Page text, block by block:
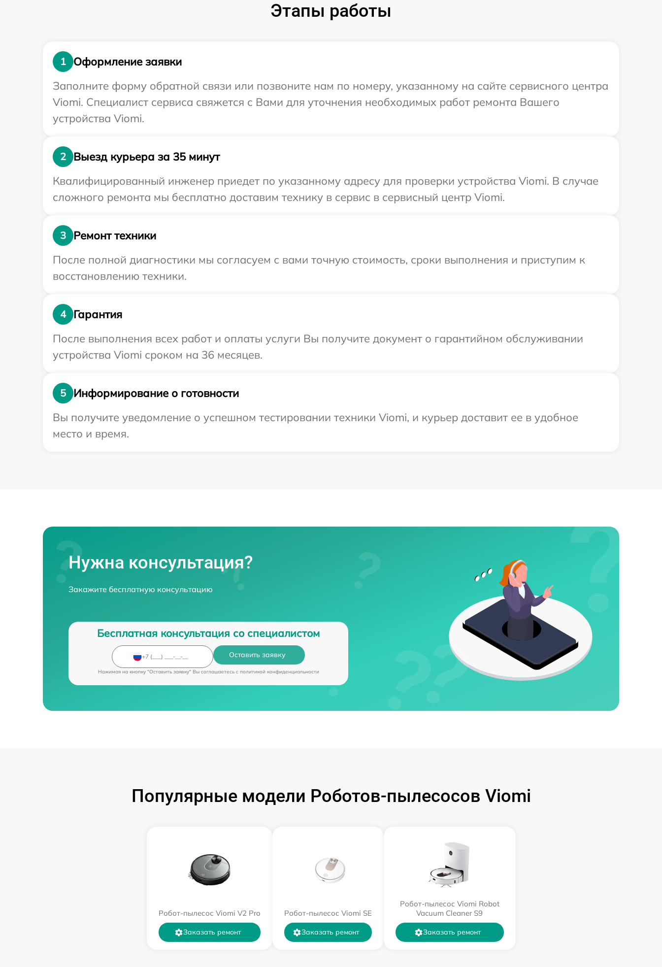
Этапы работы
1
Оформление заявки
Заполните форму обратной связи или позвоните нам по номеру, указанному на сайте сервисного центра
Viomi. Специалист сервиса свяжется с Вами для уточнения необходимых работ ремонта Вашего
устройства Viomi.
2
Выезд курьера за 35 минут
Квалифицированный инженер приедет по указанному адресу для проверки устройства Viomi. В случае
сложного ремонта мы бесплатно доставим технику в сервис в сервисный центр Viomi.
3
Ремонт техники
После полной диагностики мы согласуем с вами точную стоимость, сроки выполнения и приступим к
восстановлению техники.
4
Гарантия
После выполнения всех работ и оплаты услуги Вы получите документ о гарантийном обслуживании
устройства Viomi сроком на 36 месяцев.
5
Информирование о готовности
Вы получите уведомление о успешном тестировании техники Viomi, и курьер доставит ее в удобное
место и время.
Нужна консультация?
Закажите бесплатную консультацию
Бесплатная консультация со специалистом
Оставить заявку
Нажимая на кнопку "Оставить заявку" Вы соглашаетесь c политикой конфиденциальности
Популярные модели Роботов-пылесосов Viomi
Робот-пылесос Viomi V2 Pro
Заказать ремонт
Робот-пылесос Viomi SE
Заказать ремонт
Робот-пылесос Viomi Robot
Vacuum Cleaner S9
Заказать ремонт